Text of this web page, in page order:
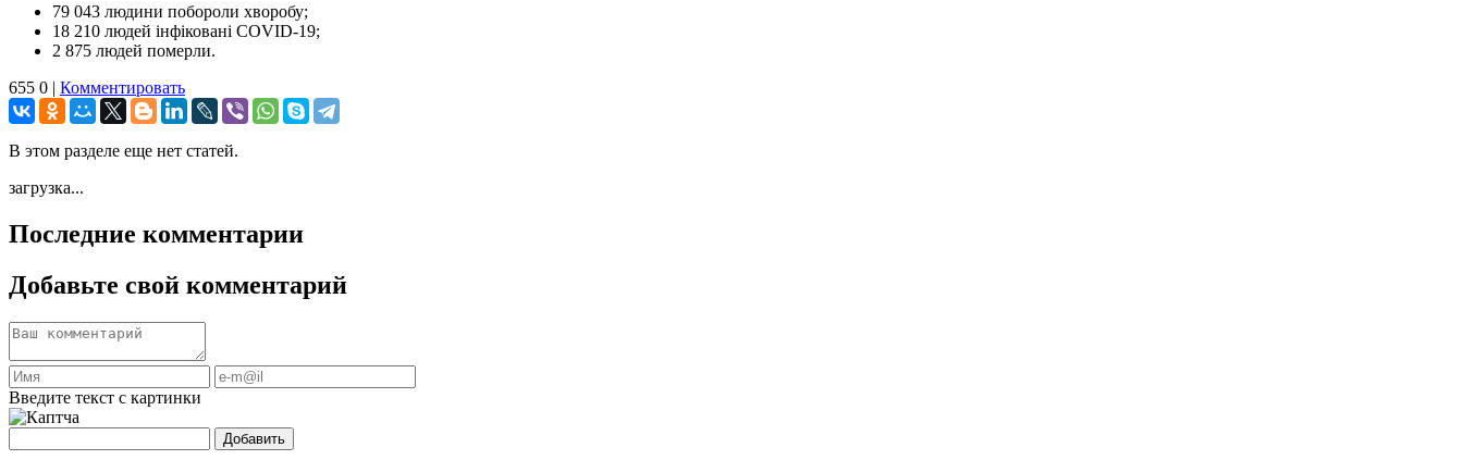
79 043 людини побороли хворобу;
18 210 людей інфіковані СОVID-19;
2 875 людей померли.
655 0 | Комментировать
В этом разделе еще нет статей.
загрузка...
Последние комментарии
Добавьте свой комментарий
Введите текст с картинки
Добавить